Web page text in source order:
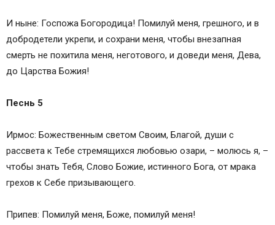
И ныне: Госпожа Богородица! Помилуй меня, грешного, и в
добродетели укрепи, и сохрани меня, чтобы внезапная
смерть не похитила меня, неготового, и доведи меня, Дева,
до Царства Божия!
Песнь 5
Ирмос: Божественным светом Своим, Благой, души с
рассвета к Тебе стремящихся любовью озари, – молюсь я, –
чтобы знать Тебя, Слово Божие, истинного Бога, от мрака
грехов к Себе призывающего.
Припев: Помилуй меня, Боже, помилуй меня!